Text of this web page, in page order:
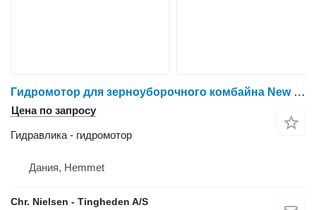
Гидромотор для зерноуборочного комбайна New Holland TF 46
Цена по запросу
Гидравлика - гидромотор
Дания, Hemmet
Chr. Nielsen - Tingheden A/S